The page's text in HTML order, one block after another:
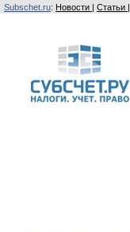
Subschet.ru: Новости | Статьи |